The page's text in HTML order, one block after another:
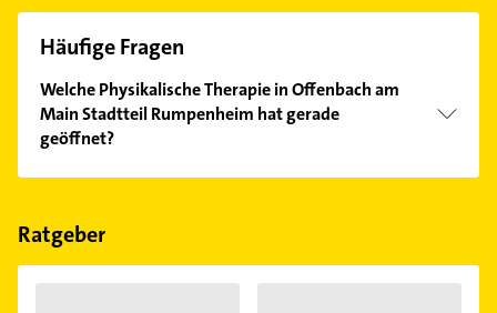
Häufige Fragen
Welche Physikalische Therapie in Offenbach am
Main Stadtteil Rumpenheim hat gerade
geöffnet?
Im Anbieter-Bereich finden Sie alleÖffnungszeiten.
Feiertagen abweichen können.
Ratgeber